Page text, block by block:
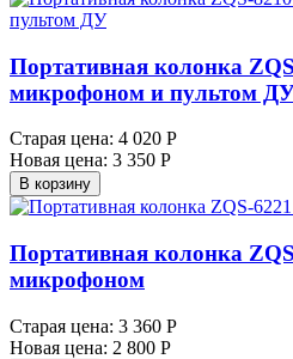
Портативная колонка
микрофоном и пультом
Старая цена: 4 020 Р
Новая цена: 3 350 Р
В корзину
Портативная колонка
микрофоном
Старая цена: 3 360 Р
Новая цена: 2 800 Р